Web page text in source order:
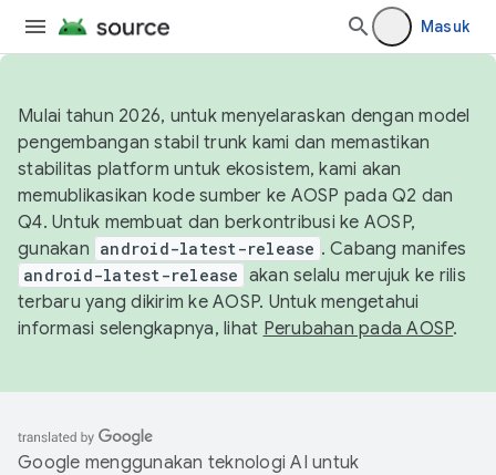
Masuk
Mulai tahun 2026, untuk menyelaraskan dengan model
pengembangan stabil trunk kami dan memastikan
stabilitas platform untuk ekosistem, kami akan
memublikasikan kode sumber ke AOSP pada Q2 dan
Q4. Untuk membuat dan berkontribusi ke AOSP,
gunakan android-latest-release . Cabang manifes
android-latest-release akan selalu merujuk ke rilis
terbaru yang dikirim ke AOSP. Untuk mengetahui
informasi selengkapnya, lihat Perubahan pada AOSP.
Google menggunakan teknologi AI untuk